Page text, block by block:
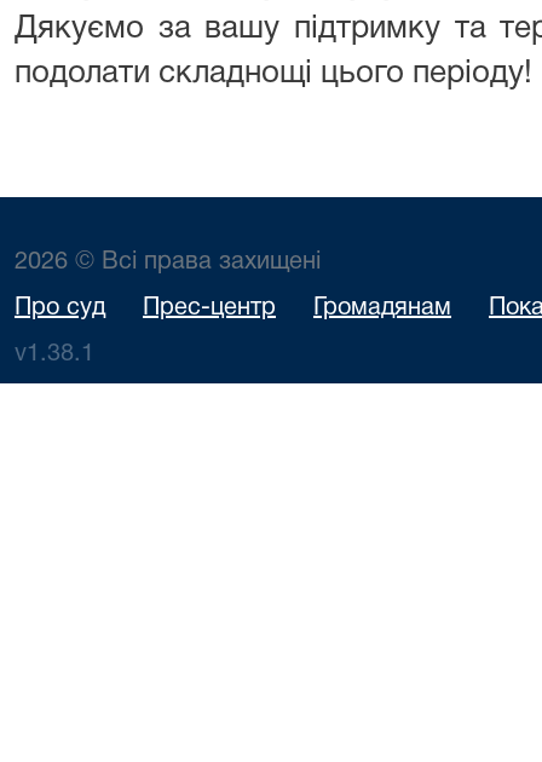
Дякуємо за вашу підтримку та
подолати складнощі цього періоду!
2026 © Всі права захищені
Про суд Прес-центр Громадянам
v1.38.1